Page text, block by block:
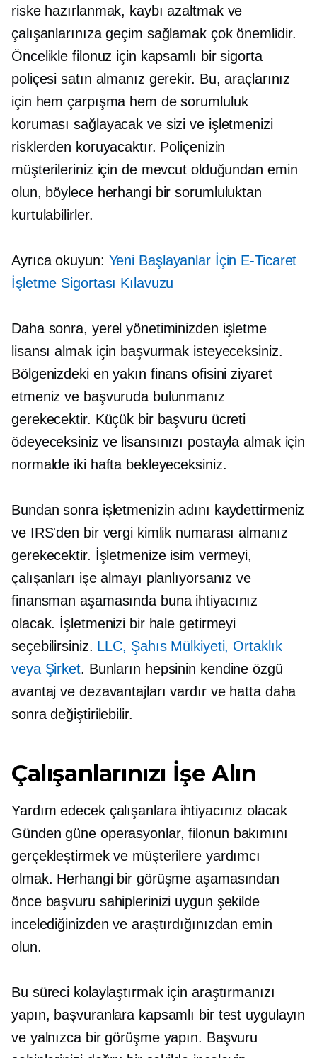
riske hazırlanmak, kaybı azaltmak ve
çalışanlarınıza geçim sağlamak çok önemlidir.
Öncelikle filonuz için kapsamlı bir sigorta
poliçesi satın almanız gerekir. Bu, araçlarınız
için hem çarpışma hem de sorumluluk
koruması sağlayacak ve sizi ve işletmenizi
risklerden koruyacaktır. Poliçenizin
müşterileriniz için de mevcut olduğundan emin
olun, böylece herhangi bir sorumluluktan
kurtulabilirler.
Ayrıca okuyun: Yeni Başlayanlar İçin E-Ticaret
İşletme Sigortası Kılavuzu
Daha sonra, yerel yönetiminizden işletme
lisansı almak için başvurmak isteyeceksiniz.
Bölgenizdeki en yakın finans ofisini ziyaret
etmeniz ve başvuruda bulunmanız
gerekecektir. Küçük bir başvuru ücreti
ödeyeceksiniz ve lisansınızı postayla almak için
normalde iki hafta bekleyeceksiniz.
Bundan sonra işletmenizin adını kaydettirmeniz
ve IRS'den bir vergi kimlik numarası almanız
gerekecektir. İşletmenize isim vermeyi,
çalışanları işe almayı planlıyorsanız ve
finansman aşamasında buna ihtiyacınız
olacak. İşletmenizi bir hale getirmeyi
seçebilirsiniz. LLC, Şahıs Mülkiyeti, Ortaklık
veya Şirket. Bunların hepsinin kendine özgü
avantaj ve dezavantajları vardır ve hatta daha
sonra değiştirilebilir.
Çalışanlarınızı İşe Alın
Yardım edecek çalışanlara ihtiyacınız olacak
Günden güneoperasyonlar, filonun bakımını
gerçekleştirmek ve müşterilere yardımcı
olmak. Herhangi bir görüşme aşamasından
önce başvuru sahiplerinizi uygun şekilde
incelediğinizden ve araştırdığınızdan emin
olun.
Bu süreci kolaylaştırmak için araştırmanızı
yapın, başvuranlara kapsamlı bir test uygulayın
ve yalnızca bir görüşme yapın. Başvuru